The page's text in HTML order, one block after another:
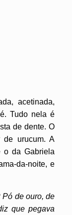
acetinada,
Tudo nela é
de dente. O
de urucum. A
o da Gabriela
da-noite, e
Pó de ouro, de
que pegava